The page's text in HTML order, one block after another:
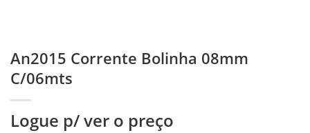
An2015 Corrente Bolinha 08mm
C/06mts
Logue p/ ver o preço